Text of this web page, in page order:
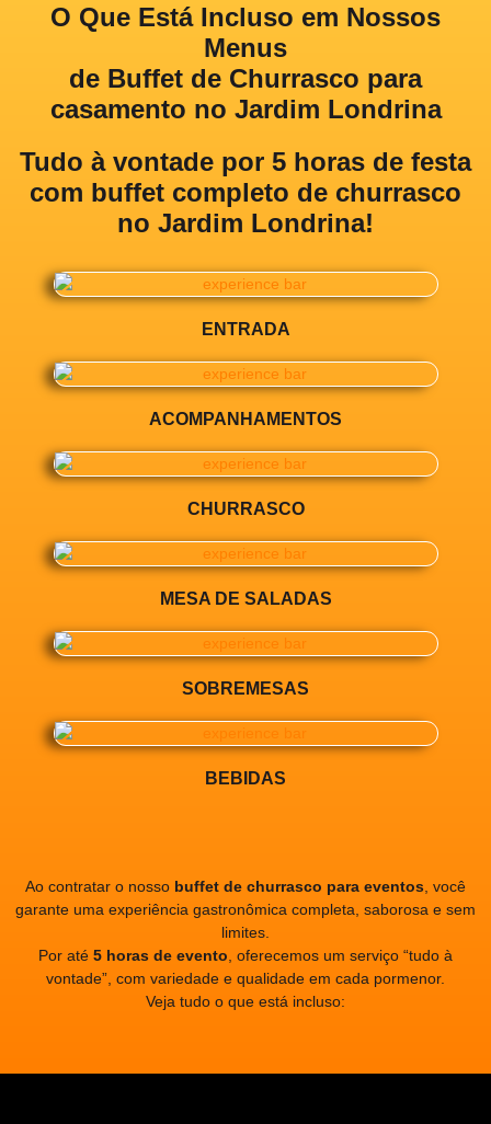
O Que Está Incluso em Nossos
Menus
de Buffet de Churrasco para
casamento no Jardim Londrina
Tudo à vontade por 5 horas de festa
com buffet completo de churrasco
no Jardim Londrina!
ENTRADA
ACOMPANHAMENTOS
CHURRASCO
MESA DE SALADAS
SOBREMESAS
BEBIDAS
Ao contratar o nosso buffet de churrasco para eventos , você
garante uma experiência gastronômica completa, saborosa e sem
limites.
Por até 5 horas de evento , oferecemos um serviço “tudo à
vontade”, com variedade e qualidade em cada pormenor.
Veja tudo o que está incluso: